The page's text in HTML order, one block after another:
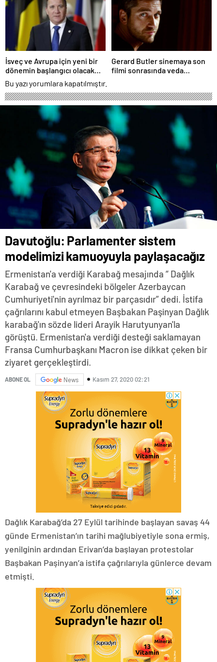
İsveç ve Avrupa için yeni bir
dönemin başlangıcı olacak
kararlar.
Gerard Butler sinemaya son
filmi sonrasında veda
Bu yazı yorumlara kapatılmıştır.
Davutoğlu: Parlamenter sistem
modelimizi kamuoyuyla paylaşacağız
Ermenistan'a verdiği Karabağ mesajında “ Dağlık
Karabağ ve çevresindeki bölgeler Azerbaycan
Cumhuriyeti'nin ayrılmaz bir parçasıdır” dedi. İstifa
çağrılarını kabul etmeyen Başbakan Paşinyan Dağlık
karabağ'ın sözde lideri Arayik Harutyunyan'la
görüştü. Ermenistan'a verdiği desteği saklamayan
Fransa Cumhurbaşkanı Macron ise dikkat çeken bir
ziyaret gerçekleştirdi.
ABONE OL News Kasım 27, 2020 02:21
Dağlık Karabağ’da 27 Eylül tarihinde başlayan savaş 44
günde Ermenistan’ın tarihi mağlubiyetiyle sona ermiş,
yenilginin ardından Erivan’da başlayan protestolar
Başbakan Paşinyan’a istifa çağrılarıyla günlerce devam
etmişti.